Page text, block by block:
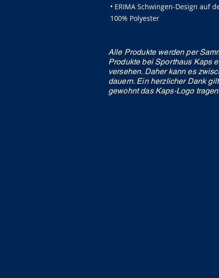
• ERIMA Schwingen-Design auf
100% Polyester
Alle Produkte werden per
Produkte bei Sporthaus Kaps
versehen. Daher kann es
dauern. Ein herzlicher Dank
gewohnt das Kaps-Logo